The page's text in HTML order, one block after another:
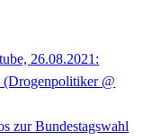
26.08.2021:
@
zur Bundestagswahl